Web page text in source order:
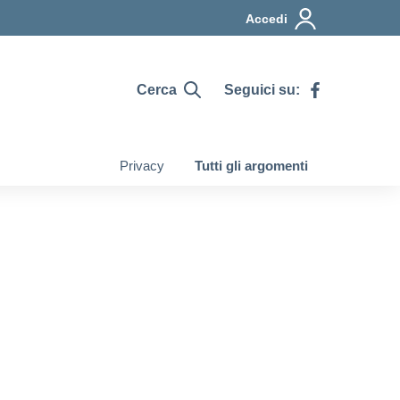
Accedi
Cerca Seguici su:
Privacy Tutti gli argomenti